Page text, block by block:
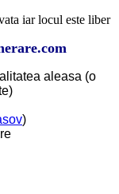
iar locul este liber
aleasa (o
)